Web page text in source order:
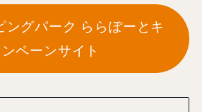
ングパーク ららぽーとキ
ンペーンサイト